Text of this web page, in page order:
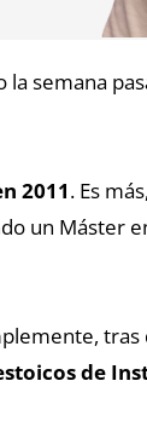
semana
2011. Es
un Máster
de